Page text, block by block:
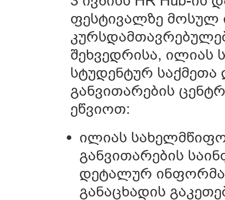
ფესტივალზე მოსულ
შეხვედრისა, ილიას
სტუდენტურ
განვითარების
ეწვიოთ:
ილიას
განვითარების
დეტალურ
განაცხადის